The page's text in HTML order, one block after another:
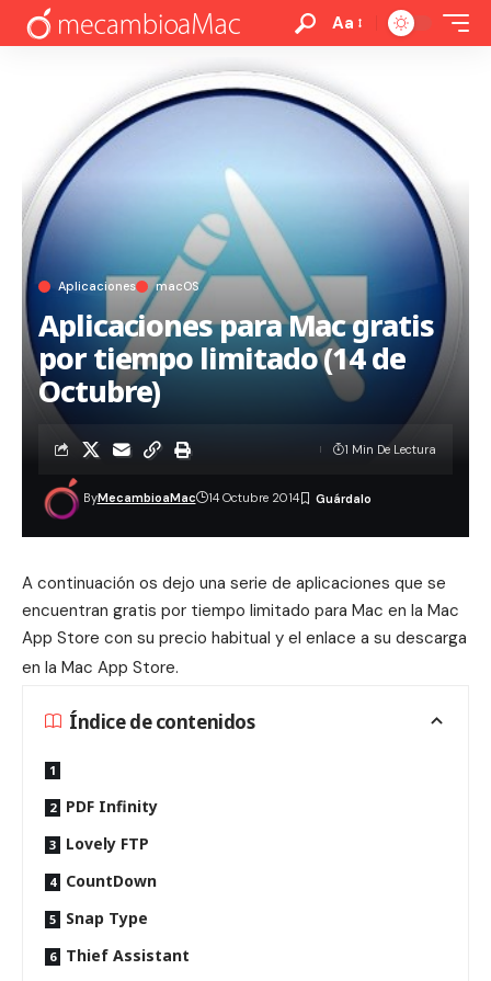
Aa
Aplicaciones macOS
Aplicaciones para Mac gratis
por tiempo limitado (14 de
Octubre)
ByMecambioaMac 14 Octubre 2014
1 Min De Lectura
A continuación os dejo una serie de aplicaciones que se
encuentran gratis por tiempo limitado para Mac en la Mac
App Store con su precio habitual y el enlace a su descarga
en la Mac App Store.
Índice de contenidos
PDF Infinity
Lovely FTP
CountDown
Snap Type
Thief Assistant